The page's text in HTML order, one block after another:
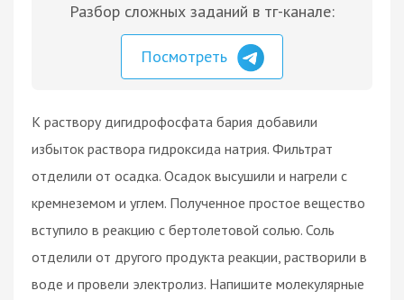
Разбор сложных заданий в тг-канале:
Посмотреть
К раствору дигидрофосфата бария добавили
избыток раствора гидроксида натрия. Фильтрат
отделили от осадка. Осадок высушили и нагрели с
кремнеземом и углем. Полученное простое вещество
вступило в реакцию с бертолетовой солью. Соль
отделили от другого продукта реакции, растворили в
воде и провели электролиз. Напишите молекулярные